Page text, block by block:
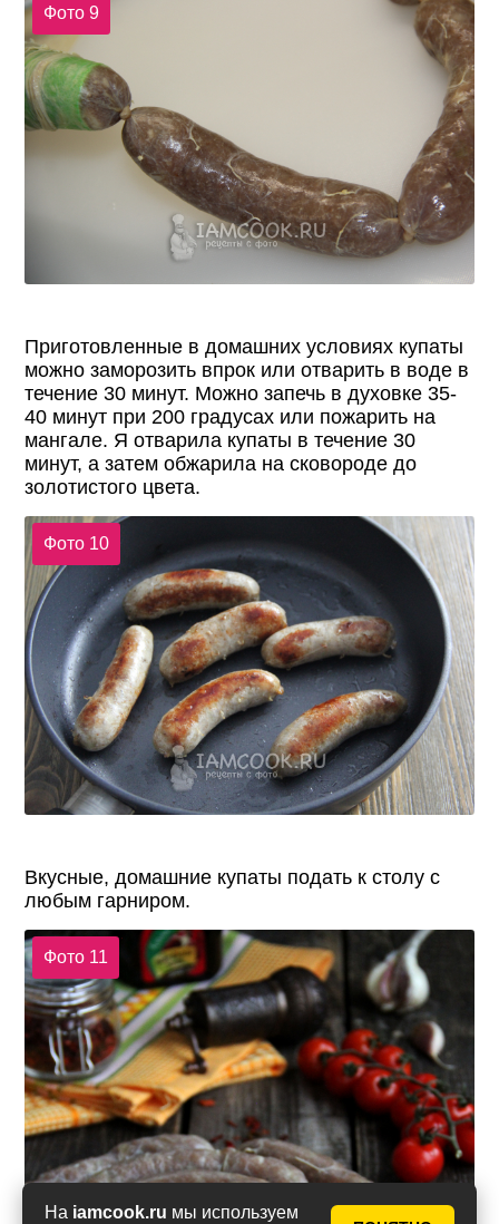
На iamcook.ru мы используем
Фото 9
Приготовленные в домашних условиях купаты
можно заморозить впрок или отварить в воде в
течение 30 минут. Можно запечь в духовке 35-
40 минут при 200 градусах или пожарить на
мангале. Я отварила купаты в течение 30
минут, а затем обжарила на сковороде до
золотистого цвета.
Фото 10
Вкусные, домашние купаты подать к столу с
любым гарниром.
Фото 11